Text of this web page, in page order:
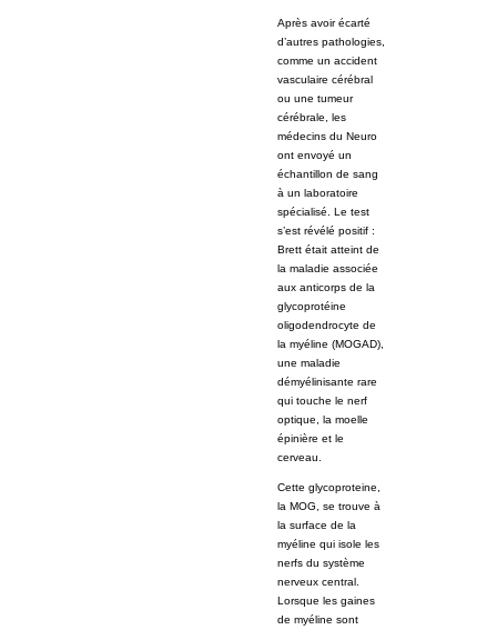
Après avoir écarté
d’autres pathologies,
comme un accident
vasculaire cérébral
ou une tumeur
cérébrale, les
médecins du Neuro
ont envoyé un
échantillon de sang
à un laboratoire
spécialisé. Le test
s’est révélé positif :
Brett était atteint de
la maladie associée
aux anticorps de la
glycoprotéine
oligodendrocyte de
la myéline (MOGAD),
une maladie
démyélinisante rare
qui touche le nerf
optique, la moelle
épinière et le
cerveau.
Cette glycoproteine,
la MOG, se trouve à
la surface de la
myéline qui isole les
nerfs du système
nerveux central.
Lorsque les gaines
de myéline sont